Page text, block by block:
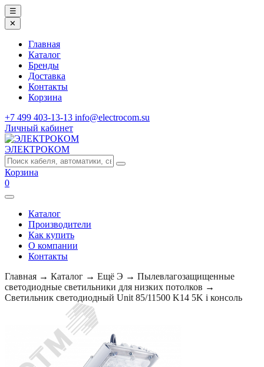
☰
✕
Главная
Каталог
Бренды
Доставка
Контакты
Корзина
+7 499 403-13-13 info@electrocom.su
Личный кабинет
ЭЛЕКТРОКОМ
Корзина
0
Каталог
Производители
Как купить
О компании
Контакты
Главная → Каталог → Ещё Э → Пылевлагозащищенные
светодиодные светильники для низких потолков →
Светильник светодиодный Unit 85/11500 K14 5K i консоль